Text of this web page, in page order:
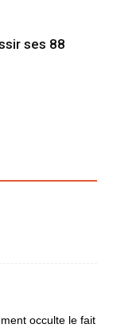
ses 88
occulte le fait